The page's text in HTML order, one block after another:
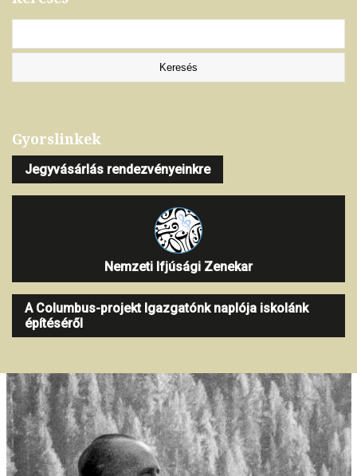
Gyorslinkek
Jegyvásárlás rendezvényeinkre
Nemzeti Ifjúsági Zenekar
A Columbus-projekt Igazgatónk naplója iskolánk
építéséről